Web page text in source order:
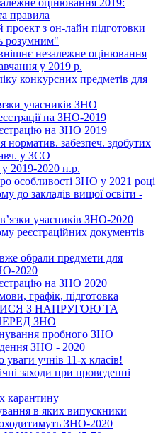
правила
проект з он-лайн підготовки
розумним"
незалежне оцінювання
у 2019 р.
конкурсних предметів для
учасників ЗНО
на ЗНО-2019
на ЗНО 2019
норматив. забезпеч. здобутих
у ЗСО
2019-2020 н.р.
особливості ЗНО у 2021 році
до закладів вищої освіти -
учасників ЗНО-2020
реєстраційних документів
обрали предмети для
2020
на ЗНО 2020
графік, підготовка
З НАПРУГОЮ ТА
ЗНО
пробного ЗНО
ЗНО - 2020
учнів 11-х класів!
заходи при проведенні
карантину
в яких випускники
ЗНО-2020